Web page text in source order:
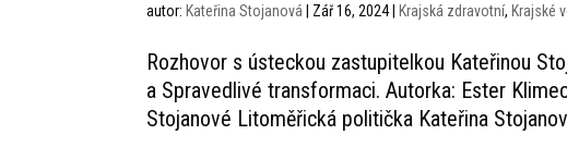
autor: Kateřina Stojanová Zář 16, 2024| Krajská zdravotní, Krajské
Rozhovor s ústeckou zastupitelkou Kateřinou
a Spravedlivé transformaci. Autorka: Ester
Stojanové Litoměřická politička Kateřina